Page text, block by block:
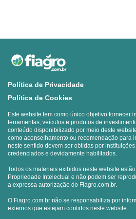
Política de Privacidade
Política de Cookies
Este website tem como único objetivo fornecer
ferramentas, veículos e produtos de
conteúdo disponibilizado por meio deste
como aconselhamento ou recomendação para
neste sentido devem ser obtidas por
credenciados e devidamente habilitados.
Todos os materiais exibidos neste website
Propriedade Intelectual e não podem ser
a expressa autorização do Fiagro.com.br.
O Fiagro.com.br não se responsabiliza por
externos que estejam contidos neste website.